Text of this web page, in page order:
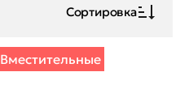
Сортировка
Вместительные